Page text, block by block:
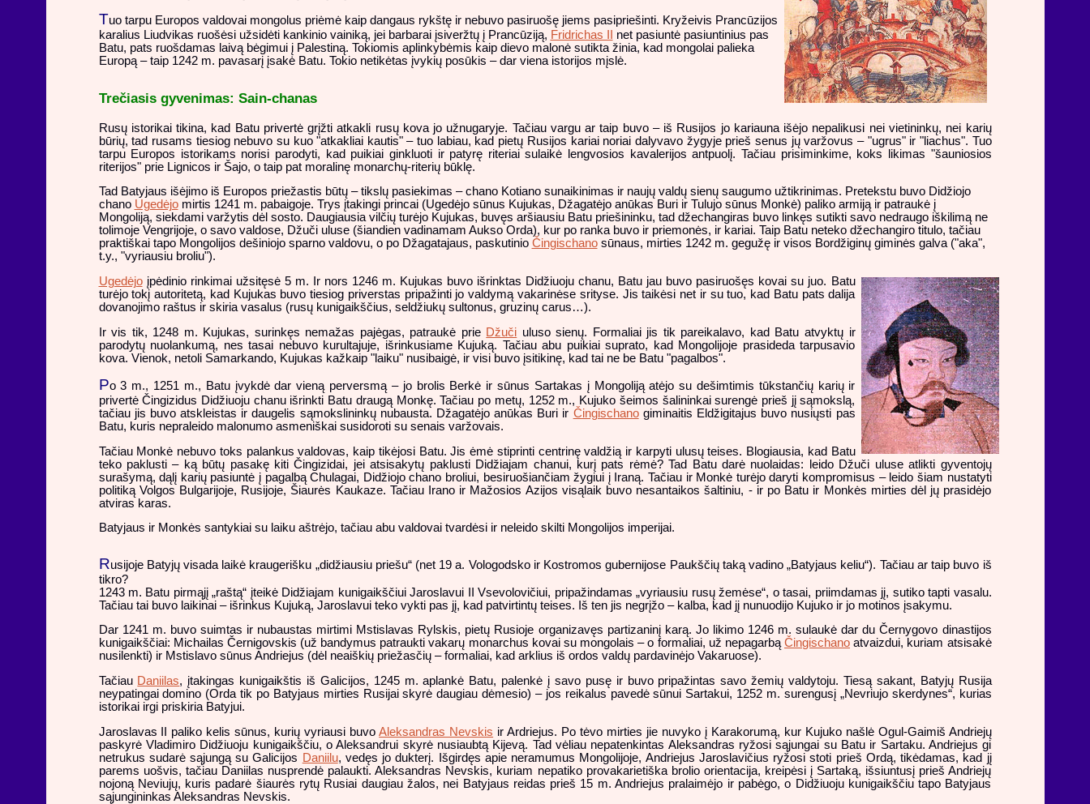
Tuo tarpu Europos valdovai mongolus priėmė kaip dangaus rykštę ir nebuvo pasiruošę jiems pasipriešinti. Kryžeivis Prancūzijos
karalius Liudvikas ruošėsi užsidėti kankinio vainiką, jei barbarai įsiveržtų į Prancūziją, Fridrichas II
net pasiuntė pasiuntinius pas
Batu, pats ruošdamas laivą bėgimui į Palestiną. Tokiomis aplinkybėmis kaip dievo malonė sutikta žinia, kad mongolai palieka
Europą – taip 1242 m. pavasarį įsakė Batu. Tokio netikėtas įvykių posūkis – dar viena istorijos mįslė.
Trečiasis gyvenimas: Sain-chanas
Rusų istorikai tikina, kad Batu privertė grįžti atkakli rusų kova jo užnugaryje. Tačiau vargu ar taip buvo – iš Rusijos jo kariauna išėjo nepalikusi nei vietininkų, nei karių
būrių, tad rusams tiesiog nebuvo su kuo "atkakliai kautis" – tuo labiau, kad pietų Rusijos kariai noriai dalyvavo žygyje prieš senus jų varžovus – "ugrus" ir "liachus". Tuo
tarpu Europos istorikams norisi parodyti, kad puikiai ginkluoti ir patyrę riteriai sulaikė lengvosios kavalerijos antpuolį. Tačiau prisiminkime, koks likimas "šauniosios
riterijos" prie Lignicos ir Šajo, o taip pat moralinę monarchų-riterių būklę.
Tad Batyjaus išėjimo iš Europos priežastis būtų – tikslų pasiekimas – chano Kotiano sunaikinimas ir naujų valdų sienų saugumo užtikrinimas. Pretekstu buvo Didžiojo
chano Ugedėjomirtis 1241 m. pabaigoje. Trys įtakingi princai (Ugedėjo sūnus Kujukas, Džagatėjo anūkas Buri ir Tulujo sūnus Monkė) paliko armiją ir patraukė į
Mongoliją, siekdami varžytis dėl sosto. Daugiausia vilčių turėjo Kujukas, buvęs aršiausiu Batu priešininku, tad džechangiras buvo linkęs sutikti savo nedraugo iškilimą ne
tolimoje Vengrijoje, o savo valdose, Džuči uluse (šiandien vadinamam Aukso Orda), kur po ranka buvo ir priemonės, ir kariai. Taip Batu neteko džechangiro titulo, tačiau
praktiškai tapo Mongolijos dešiniojo sparno valdovu, o po Džagatajaus, paskutinio Čingischanosūnaus, mirties 1242 m. gegužę ir visos Bordžiginų giminės galva ("aka",
t.y., "vyriausiu broliu").
Ugedėjoįpėdinio rinkimai užsitęsė 5 m. Ir nors 1246 m. Kujukas buvo išrinktas Didžiuoju chanu, Batu jau buvo pasiruošęs kovai su juo. Batu
turėjo tokį autoritetą, kad Kujukas buvo tiesiog priverstas pripažinti jo valdymą vakarinėse srityse. Jis taikėsi net ir su tuo, kad Batu pats dalija
dovanojimo raštus ir skiria vasalus (rusų kunigaikščius, seldžiukų sultonus, gruzinų carus…).
Ir vis tik, 1248 m. Kujukas, surinkęs nemažas pajėgas, patraukė prie Džuči uluso sienų. Formaliai jis tik pareikalavo, kad Batu atvyktų ir
parodytų nuolankumą, nes tasai nebuvo kurultajuje, išrinkusiame Kujuką. Tačiau abu puikiai suprato, kad Mongolijoje prasideda tarpusavio
kova. Vienok, netoli Samarkando, Kujukas kažkaip "laiku" nusibaigė, ir visi buvo įsitikinę, kad tai ne be Batu "pagalbos".
Po 3 m., 1251 m., Batu įvykdė dar vieną perversmą – jo brolis Berkė ir sūnus Sartakas į Mongoliją atėjo su dešimtimis tūkstančių karių ir
privertė Čingizidus Didžiuoju chanu išrinkti Batu draugą Monkę. Tačiau po metų, 1252 m., Kujuko šeimos šalininkai surengė prieš jį sąmokslą,
tačiau jis buvo atskleistas ir daugelis sąmokslininkų nubausta. Džagatėjo anūkas Buri ir Čingischanogiminaitis Eldžigitajus buvo nusiųsti pas
Batu, kuris nepraleido malonumo asmeniškai susidoroti su senais varžovais.
Tačiau Monkė nebuvo toks palankus valdovas, kaip tikėjosi Batu. Jis ėmė stiprinti centrinę valdžią ir karpyti ulusų teises. Blogiausia, kad Batu
teko paklusti – ką būtų pasakę kiti Čingizidai, jei atsisakytų paklusti Didžiajam chanui, kurį pats rėmė? Tad Batu darė nuolaidas: leido Džuči uluse atlikti gyventojų
surašymą, dąlį karių pasiuntė į pagalbą Chulagai, Didžiojo chano broliui, besiruošiančiam žygiui į Iraną. Tačiau ir Monkė turėjo daryti kompromisus – leido šiam nustatyti
politiką Volgos Bulgarijoje, Rusijoje, Šiaurės Kaukaze. Tačiau Irano ir Mažosios Azijos visąlaik buvo nesantaikos šaltiniu, - ir po Batu ir Monkės mirties dėl jų prasidėjo
atviras karas.
Batyjaus ir Monkės santykiai su laiku aštrėjo, tačiau abu valdovai tvardėsi ir neleido skilti Mongolijos imperijai.
Rusijoje Batyjų visada laikė kraugerišku „didžiausiu priešu“ (net 19 a. Vologodsko ir Kostromos gubernijose Paukščių taką vadino „Batyjaus keliu“). Tačiau ar taip buvo iš
tikro?
1243 m. Batu pirmąjį „raštą“ įteikė Didžiajam kunigaikščiui Jaroslavui II Vsevolovičiui, pripažindamas „vyriausiu rusų žemėse“, o tasai, priimdamas jį, sutiko tapti vasalu.
Tačiau tai buvo laikinai – išrinkus Kujuką, Jaroslavui teko vykti pas jį, kad patvirtintų teises. Iš ten jis negrįžo – kalba, kad jį nunuodijo Kujuko ir jo motinos įsakymu.
Dar 1241 m. buvo suimtas ir nubaustas mirtimi Mstislavas Rylskis, pietų Rusioje organizavęs partizaninį karą. Jo likimo 1246 m. sulaukė dar du Černygovo dinastijos
kunigaikščiai: Michailas Černigovskis (už bandymus patraukti vakarų monarchus kovai su mongolais – o formaliai, už nepagarbąČingischano atvaizdui, kuriam atsisakė
nusilenkti) ir Mstislavo sūnus Andriejus (dėl neaiškių priežasčių – formaliai, kad arklius iš ordos valdų pardavinėjo Vakaruose).
Tačiau Daniilas, įtakingas kunigaikštis iš Galicijos, 1245 m. aplankė Batu, palenkė į savo pusę ir buvo pripažintas savo žemių valdytoju. Tiesą sakant, Batyjų Rusija
neypatingai domino (Orda tik po Batyjaus mirties Rusijai skyrė daugiau dėmesio) – jos reikalus pavedė sūnui Sartakui, 1252 m. surengusį „Nevriujo skerdynes“, kurias
istorikai irgi priskiria Batyjui.
Jaroslavas II paliko kelis sūnus, kurių vyriausi buvoAleksandras Nevskis ir Ardriejus. Po tėvo mirties jie nuvyko į Karakorumą, kur Kujuko našlė Ogul-Gaimiš Andriejų
paskyrė Vladimiro Didžiuoju kunigaikščiu, o Aleksandrui skyrė nusiaubtą Kijevą. Tad vėliau nepatenkintas Aleksandras ryžosi sąjungai su Batu ir Sartaku. Andriejus gi
netrukus sudarė sąjungą su Galicijos Daniilu, vedęs jo dukterį. Išgirdęs apie neramumus Mongolijoje, Andriejus Jaroslavičius ryžosi stoti prieš Ordą, tikėdamas, kad jį
parems uošvis, tačiau Daniilas nusprendė palaukti. Aleksandras Nevskis, kuriam nepatiko provakarietiška brolio orientacija, kreipėsi į Sartaką, išsiuntusį prieš Andriejų
nojoną Neviujų, kuris padarė šiaurės rytų Rusiai daugiau žalos, nei Batyjaus reidas prieš 15 m. Andriejus pralaimėjo ir pabėgo, o Didžiuoju kunigaikščiu tapo Batyjaus
sąjungininkas Aleksandras Nevskis.